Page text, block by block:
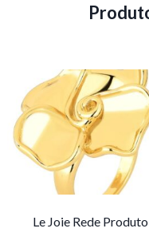
Le Joie Rede Produto